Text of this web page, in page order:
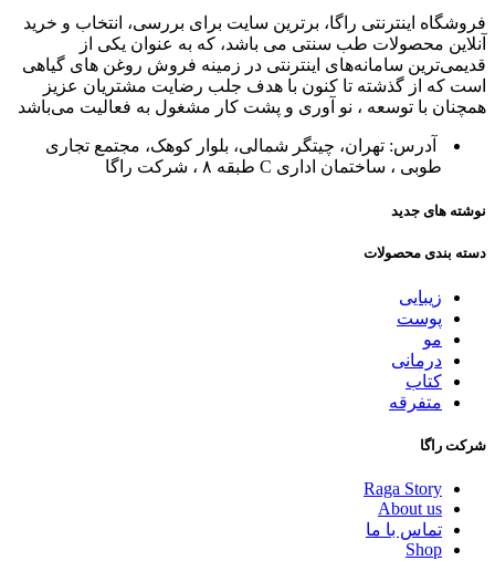
فروشگاه اینترنتی راگا، برترین سایت برای بررسی، انتخاب و خرید
آنلاین محصولات طب سنتی می باشد، که به عنوان یکی از
قدیمی‌ترین سامانه‌های اینترنتی در زمینه فروش روغن های گیاهی
است که از گذشته تا کنون با هدف جلب رضایت مشتریان عزیز
همچنان با توسعه ، نو آوری و پشت کار مشغول به فعالیت می‌باشد
آدرس: تهران، چیتگر شمالی، بلوار کوهک، مجتمع تجاری
طوبی ، ساختمان اداری C طبقه ۸ ، شرکت راگا
نوشته های جدید
دسته بندی محصولات
زیبایی
پوست
مو
درمانی
کتاب
متفرقه
شرکت راگا
Raga Story
About us
تماس با ما
Shop